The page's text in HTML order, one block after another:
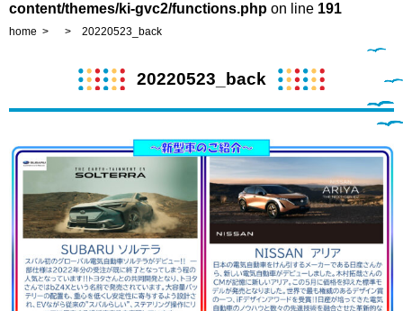
content/themes/ki-gvc2/functions.php on line 191
home 20220523_back
20220523_back